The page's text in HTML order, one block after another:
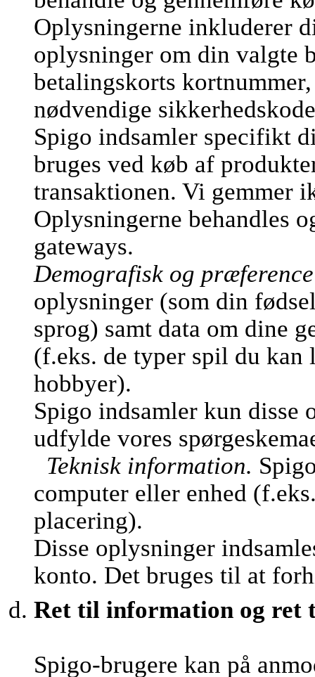
Oplysningerne inkluderer
oplysninger om din valgte
betalingskorts
nødvendige
Spigo indsamler specifikt
bruges ved køb af
transaktionen. Vi gemmer
Oplysningerne behandles
gateways.
Demografisk og
oplysninger (som din
sprog) samt data om dine
(f.eks. de typer spil du kan
hobbyer).
Spigo indsamler kun
udfylde vores
Teknisk information.
computer eller enhed
placering).
Disse oplysninger
konto. Det bruges til at
Ret til information og ret
Spigo-brugere kan på